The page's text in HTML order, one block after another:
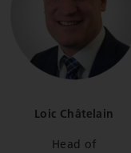
Loic Châtelain
Head of